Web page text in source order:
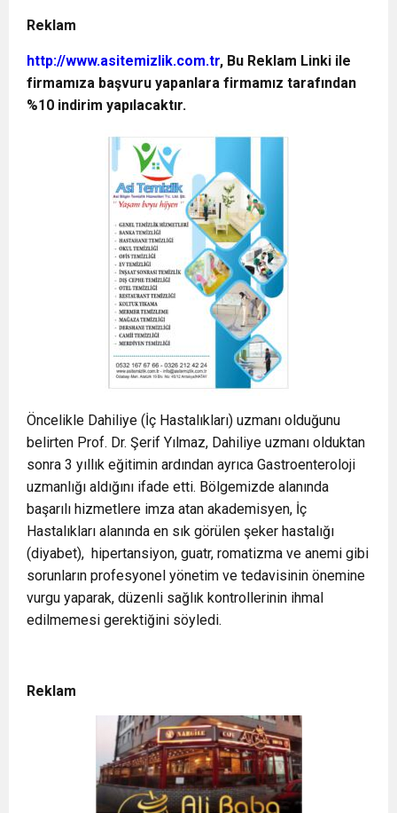
Reklam
http://www.asitemizlik.com.tr, Bu Reklam Linki ile
firmamıza başvuru yapanlara firmamız tarafından
%10 indirim yapılacaktır.
Öncelikle Dahiliye (İç Hastalıkları) uzmanı olduğunu
belirten Prof. Dr. Şerif Yılmaz, Dahiliye uzmanı olduktan
sonra 3 yıllık eğitimin ardından ayrıca Gastroenteroloji
uzmanlığı aldığını ifade etti. Bölgemizde alanında
başarılı hizmetlere imza atan akademisyen, İç
Hastalıkları alanında en sık görülen şeker hastalığı
(diyabet), hipertansiyon, guatr, romatizma ve anemi gibi
sorunların profesyonel yönetim ve tedavisinin önemine
vurgu yaparak, düzenli sağlık kontrollerinin ihmal
edilmemesi gerektiğini söyledi.
Reklam